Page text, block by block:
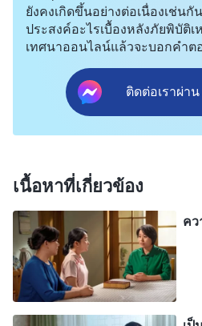
ด้วยว่าเขาแทบไม่เคยได้ยินหั
สามัคคีธรรมในงานชุมนุม ถึง
เขาเอง และวิธีปฏิบัติพระวจน
ปัญหา เขาเอาแต่พล่ามหลักคำ
โดยไม่ได้ทำงานอะไรเป็นชิ้นเ
คำนิยามของหัวหน้าหรือคนทำ
ถ้าเขาทำหน้าที่นี้ต่อไป รับผิด
ในพระนิเวศของพระเจ้า นั่นสา
หายให้งานของพระนิเวศของพ
ยังคงเกิดขึ้นอย่างต่อเนื่องเช่นกั
ประสงค์อะไรเบื้องหลังภัยพิบัติเ
เทศนาออนไลน์แล้วจะบอกคำ
ติดต่อเราผ่า
เนื้อหาที่เกี่ยวข้อง
คว